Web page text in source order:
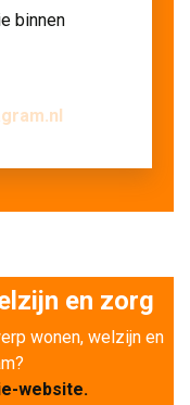
binnen
en zorg
wonen, welzijn en
website.